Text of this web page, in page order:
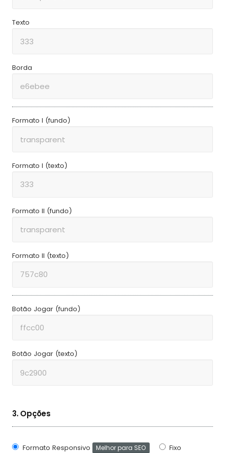
Texto
Borda
Formato I (fundo)
Formato I (texto)
Formato II (fundo)
Formato II (texto)
Botão Jogar (fundo)
Botão Jogar (texto)
3. Opções
Formato Responsivo Melhor para SEO
Fixo